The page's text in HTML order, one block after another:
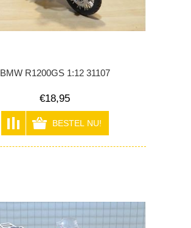
BMW R1200GS 1:12 31107
€18,95